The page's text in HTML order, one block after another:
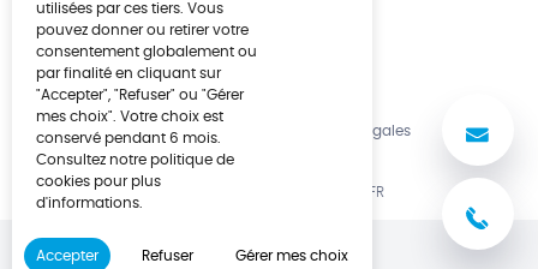
Contact
Politique de cookies Mentions légales
UNE RÉALISATION LUCYAN.FR
utilisées par ces tiers. Vous
pouvez donner ou retirer votre
consentement globalement ou
par finalité en cliquant sur
"Accepter", "Refuser" ou "Gérer
mes choix". Votre choix est
conservé pendant 6 mois.
Consultez notre politique de
cookies pour plus
d'informations.
Accepter Refuser Gérer mes choix